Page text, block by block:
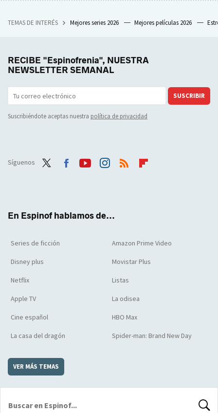
TEMAS DE INTERÉS Mejores series 2026 Mejores películas 2026
RECIBE "Espinofrenia", NUESTRA
NEWSLETTER SEMANAL
SUSCRIBIR
Suscribiéndote aceptas nuestra política de privacidad
Síguenos
En Espinof hablamos de...
Series de ficción Amazon Prime Video
Disney plus Movistar Plus
Netflix Listas
Apple TV La odisea
Cine español HBO Max
La casa del dragón Spider-man: Brand New Day
VER MÁS TEMAS